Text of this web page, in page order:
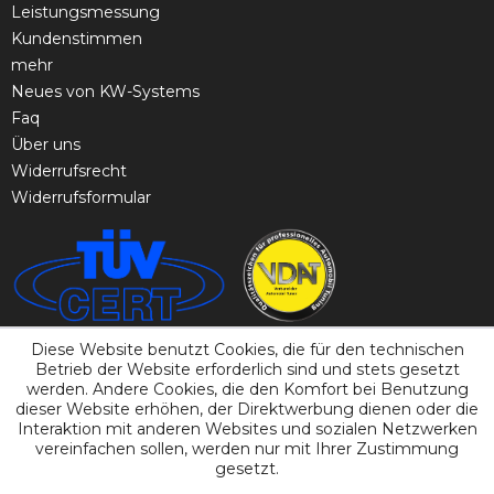
Leistungsmessung
Kundenstimmen
mehr
Neues von KW-Systems
Faq
Über uns
Widerrufsrecht
Widerrufsformular
Diese Website benutzt Cookies, die für den technischen
Betrieb der Website erforderlich sind und stets gesetzt
werden. Andere Cookies, die den Komfort bei Benutzung
dieser Website erhöhen, der Direktwerbung dienen oder die
Interaktion mit anderen Websites und sozialen Netzwerken
vereinfachen sollen, werden nur mit Ihrer Zustimmung
gesetzt.